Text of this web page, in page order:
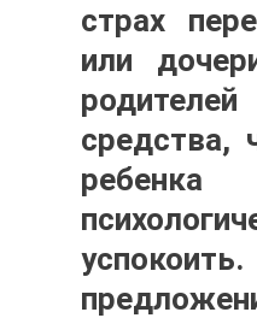
страх
или
средства,